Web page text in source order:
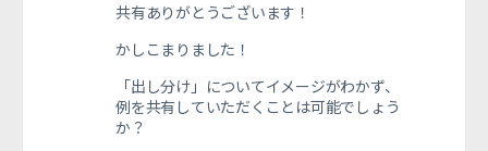
共有ありがとうございます！
かしこまりました！
「出し分け」についてイメージがわかず、
例を共有していただくことは可能でしょう
か？